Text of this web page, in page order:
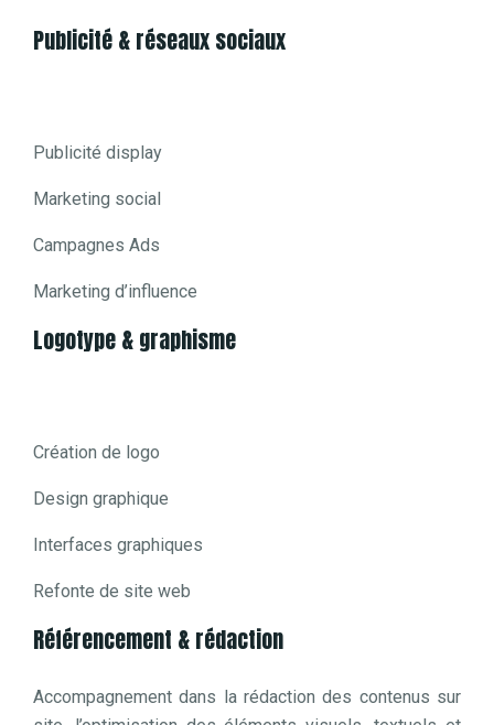
Publicité & réseaux sociaux
Publicité display
Marketing social
Campagnes Ads
Marketing d’influence
Logotype & graphisme
Création de logo
Design graphique
Interfaces graphiques
Refonte de site web
Référencement & rédaction
Accompagnement dans la rédaction des contenus sur